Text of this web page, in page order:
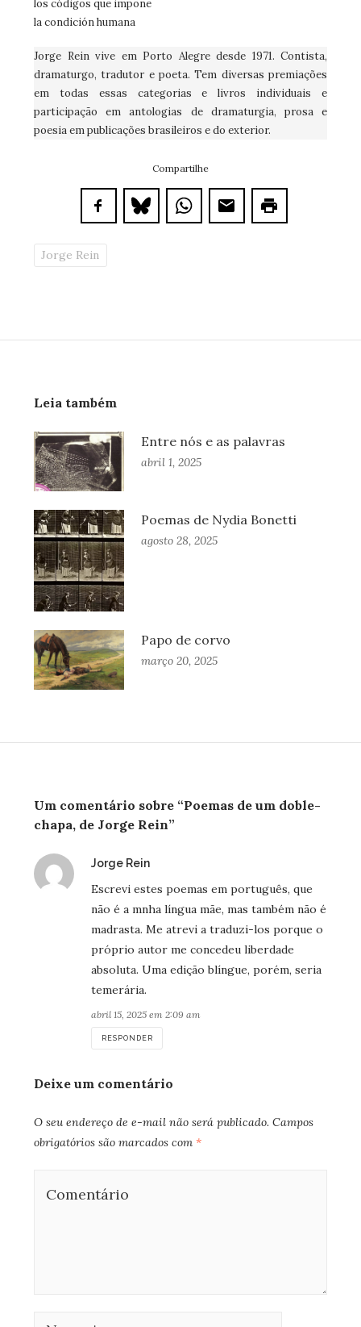
los códigos que impone
la condición humana
Jorge Rein vive em Porto Alegre desde 1971. Contista,
dramaturgo, tradutor e poeta. Tem diversas premiações
em todas essas categorias e livros individuais e
participação em antologias de dramaturgia, prosa e
poesia em publicações brasileiros e do exterior.
Compartilhe
Jorge Rein
Leia também
Entre nós e as palavras
abril 1, 2025
Poemas de Nydia Bonetti
agosto 28, 2025
Papo de corvo
março 20, 2025
Um comentário sobre “Poemas de um doble-
chapa, de Jorge Rein”
Jorge Reindisse:
Escrevi estes poemas em português, que
não é a mnha língua mãe, mas também não é
madrasta. Me atrevi a traduzi-los porque o
próprio autor me concedeu liberdade
absoluta. Uma edição blíngue, porém, seria
temerária.
abril 15, 2025 em 2:09 am
RESPONDER
Deixe um comentário
O seu endereço de e-mail não será publicado. Campos
obrigatórios são marcados com *